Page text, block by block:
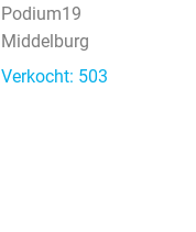
Podium19
Middelburg
Verkocht: 503